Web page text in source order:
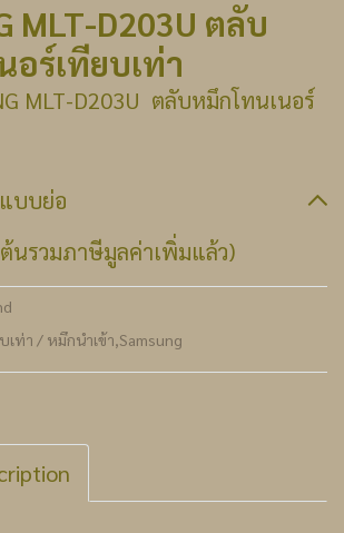
MLT-D203U ตลับ
อร์เทียบเท่า
MLT-D203U ตลับหมึกโทนเนอร์
บบย่อ
นรวมภาษีมูลค่าเพิ่มแล้ว)
เท่า / หมึกนำเข้า,Samsung